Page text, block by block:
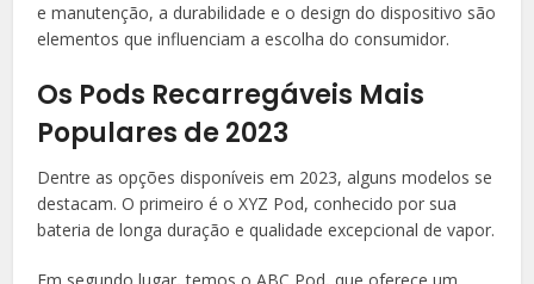
e manutenção, a durabilidade e o design do dispositivo são
elementos que influenciam a escolha do consumidor.
Os Pods Recarregáveis Mais
Populares de 2023
Dentre as opções disponíveis em 2023, alguns modelos se
destacam. O primeiro é o XYZ Pod, conhecido por sua
bateria de longa duração e qualidade excepcional de vapor.